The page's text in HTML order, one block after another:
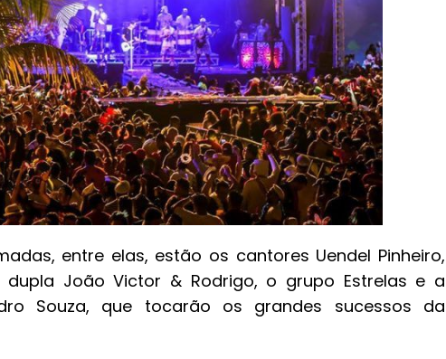
entre elas, estão os cantores Uendel Pinheiro,
dupla João Victor & Rodrigo, o grupo Estrelas e a
Souza, que tocarão os grandes sucessos da